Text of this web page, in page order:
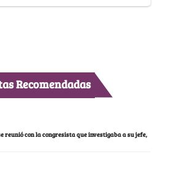
Recomendadas
reunió con la congresista que investigaba a su jefe,